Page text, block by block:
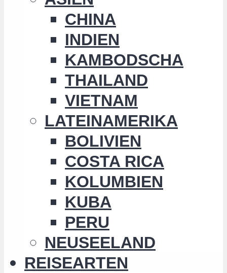
CHINA
INDIEN
KAMBODSCHA
THAILAND
VIETNAM
LATEINAMERIKA
BOLIVIEN
COSTA RICA
KOLUMBIEN
KUBA
PERU
NEUSEELAND
REISEARTEN